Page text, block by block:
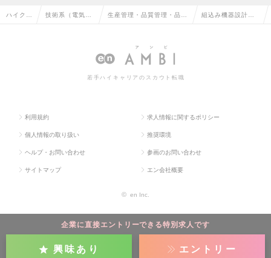
企業に直接エントリーできる特別求人です
興味あり エントリー
ハイクラ 技術系（電気・ 生産管理・品質管理・品質
子）の転職
組込み機器設計・
若手ハイキャリアのスカウト転職
利用規約 求人情報に関するポリシー
個人情報の取り扱い 推奨環境
ヘルプ・お問い合わせ 参画のお問い合わせ
サイトマップ エン会社概要
© en Inc.